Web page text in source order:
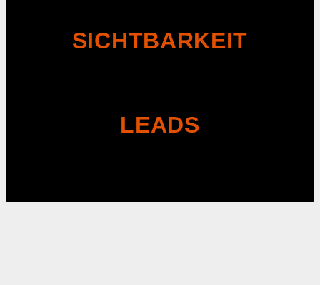
SICHTBARKEIT
LEADS